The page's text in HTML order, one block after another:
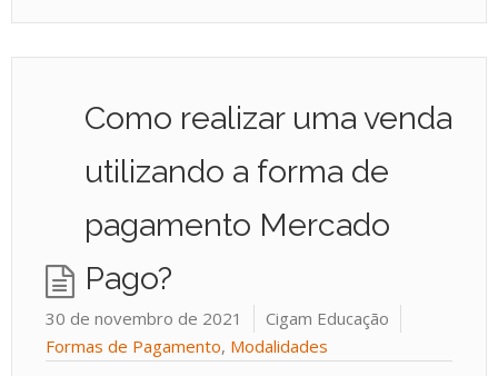
Como realizar uma venda
utilizando a forma de
pagamento Mercado
Pago?
30 de novembro de 2021
Cigam Educação
Formas de Pagamento, Modalidades